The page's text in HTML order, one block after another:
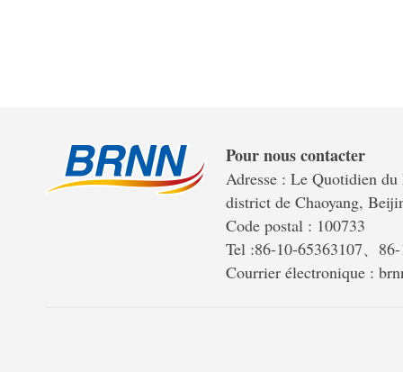
Pour nous contacter
Adresse : Le Quotidien
district de Chaoyang,
Code postal : 100733
Tel :86-10-65363107、
Courrier électronique :